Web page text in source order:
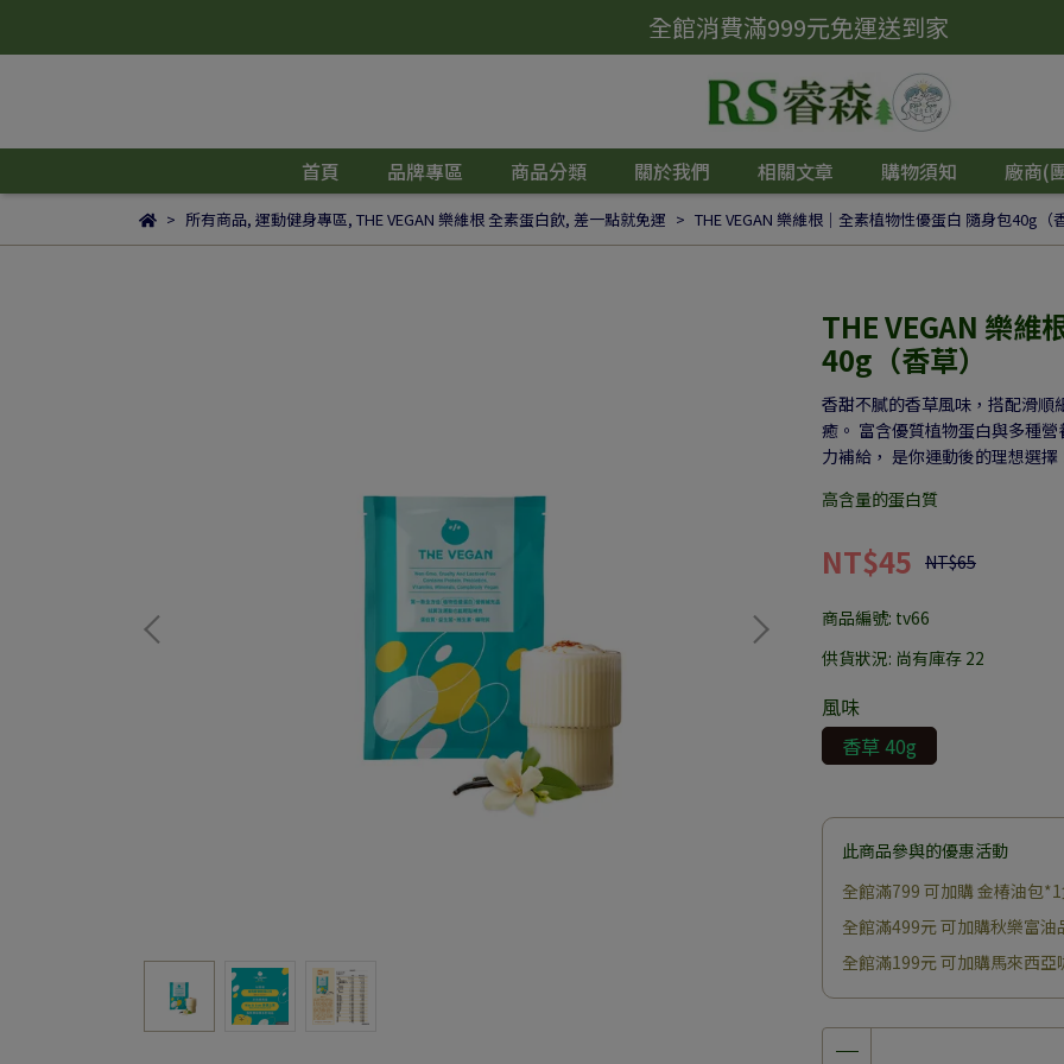
全館消費滿999元免運送到家
首頁 品牌專區 商品分類 關於我們 相關文章 購物須知 廠商(
所有商品, 運動健身專區, THE VEGAN 樂維根 全素蛋白飲, 差一點就免運 THE VEGAN 樂維根｜全素植物性優蛋白 隨身包40g（香
THE VEGAN 樂維
40g（香草）
香甜不膩的香草風味，搭配滑順
癒。 富含優質植物蛋白與多種
力補給， 是你運動後的理想選擇
高含量的蛋白質
NT$45 NT$65
商品編號: tv66
供貨狀況: 尚有庫存 22
風味
香草 40g
此商品參與的優惠活動
全館滿799 可加購 金椿油包
全館滿499元 可加購秋樂富油
全館滿199元 可加購馬來西亞